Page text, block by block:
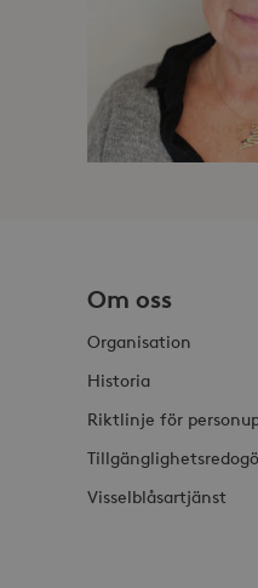
Om oss
Organisation
Historia
Riktlinje för
Visselblåsartjänst